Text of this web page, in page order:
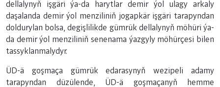
dellalynyň işgäri ýa-da harytlar demir ýol ulagy arkaly
daşalanda demir ýol menziliniň jogapkär işgäri tarapyndan
doldurylan bolsa, degişlilikde gümrük dellalynyň möhüri ýa-
da demir ýol menziliniň senenama ýazgyly möhürçesi bilen
tassyklanmalydyr.
ÜD-ä goşmaça gümrük edarasynyň wezipeli adamy
tarapyndan düzülende, ÜD-ä goşmaçanyň hemme